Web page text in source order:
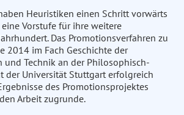
Heuristiken einen Schritt vorwärts
Vorstufe für ihre weitere
Das Promotionsverfahren zu
2014 im Fach Geschichte der
und Technik an der Philosophisch-
der Universität Stuttgart erfolgreich
des Promotionsprojektes
Arbeit zugrunde.